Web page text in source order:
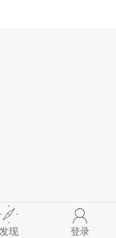
发现 登录